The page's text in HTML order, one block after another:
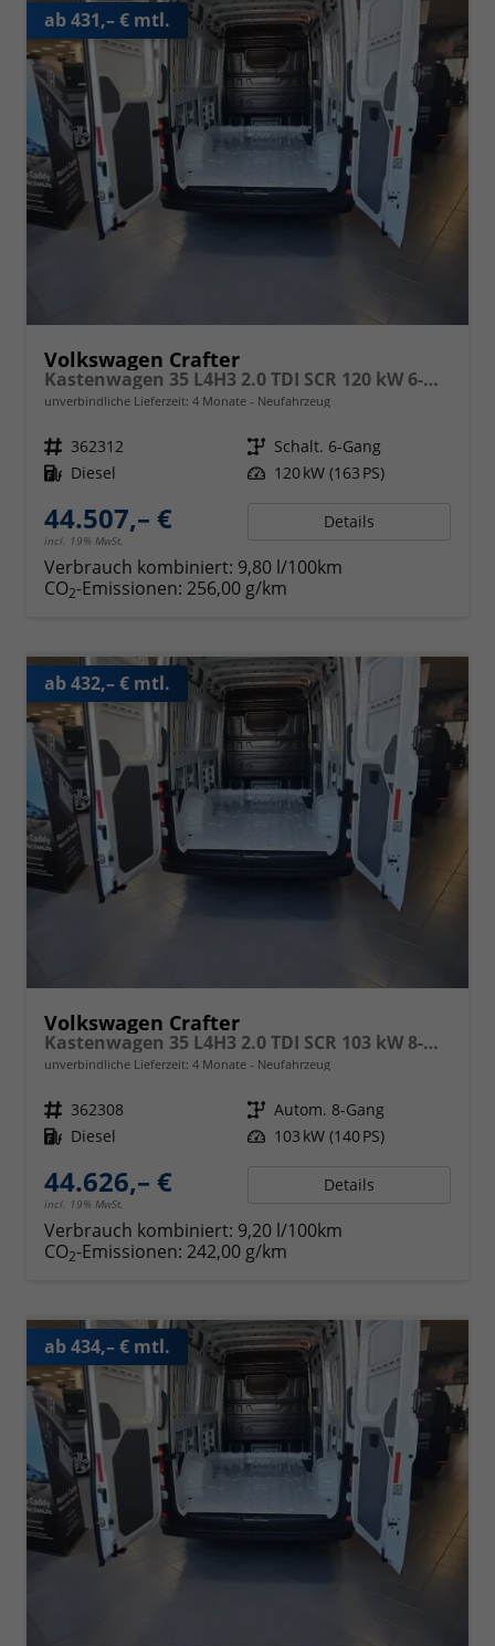
ab 431,– € mtl.
Volkswagen Crafter
Kastenwagen 35 L4H3 2.0 TDI SCR 120 kW 6-Gang, Heckantrieb, langer Radstand ,Klimaanlage,5 Jahre Garantie, Hochdach
unverbindliche Lieferzeit: 4 Monate Neufahrzeug
Fahrzeugnr. 362312 Getriebe Schalt. 6-Gang
Kraftstoff Diesel Leistung 120 kW (163 PS)
44.507,– €
incl. 19% MwSt.
Details
Verbrauch kombiniert: 9,80 l/100km
CO2-Emissionen: 256,00 g/km
ab 432,– € mtl.
Volkswagen Crafter
Kastenwagen 35 L4H3 2.0 TDI SCR 103 kW 8-Gang Automatik, langer Radstand, Klimaanlage, 5 Jahre Garantie, Hochdach
unverbindliche Lieferzeit: 4 Monate Neufahrzeug
Fahrzeugnr. 362308 Getriebe Autom. 8-Gang
Kraftstoff Diesel Leistung 103 kW (140 PS)
44.626,– €
incl. 19% MwSt.
Details
Verbrauch kombiniert: 9,20 l/100km
CO2-Emissionen: 242,00 g/km
ab 434,– € mtl.